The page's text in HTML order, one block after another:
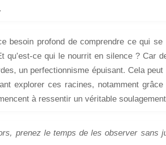
besoin profond de comprendre ce qui
qu’est-ce qui le nourrit en silence ? Car
un perfectionnisme épuisant. Cela
explorer ces racines, notamment
à ressentir un véritable
prenez le temps de les observer sans